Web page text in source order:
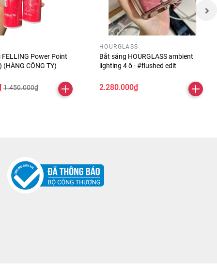
FELLING Power Point
CÔNG TY)
1.450.000₫
HOURGLASS
Bắt sáng HOURGLASS ambient
lighting 4 ô - #flushed edit
2.280.000₫